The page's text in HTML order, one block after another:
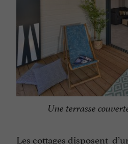
Une terrasse
Les cottages disposent